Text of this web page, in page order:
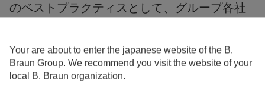
Your are about to enter the japanese website of the B.
Braun Group. We recommend you visit the website of your
local B. Braun organization.
のベストプラクティスとして、グループ各社
においては6/30まで、”We stand for
diversity（私たちは多様性を支持する）”とい
う意味を込めた「Diversity Light Up」を実施中